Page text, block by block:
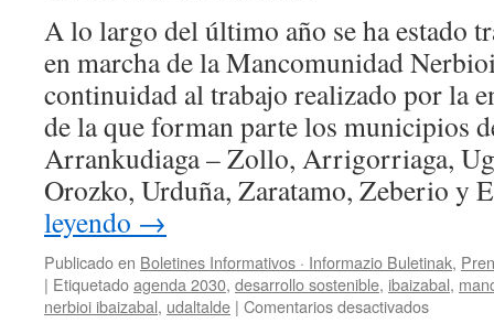
A lo largo del último año se ha estado
en marcha de la Mancomunidad
continuidad al trabajo realizado por la
de la que forman parte los municipios
Arrankudiaga – Zollo, Arrigorriaga,
Orozko, Urduña, Zaratamo, Zeberio y
leyendo →
Publicado en Boletines Informativos · Informazio Buletinak,
| Etiquetadoagenda 2030, desarrollo sostenible, ibaizabal,
nerbioi ibaizabal, udaltalde | Comentarios desactivadosen